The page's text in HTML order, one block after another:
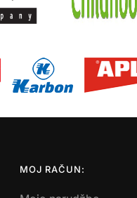
MOJ RAČUN: